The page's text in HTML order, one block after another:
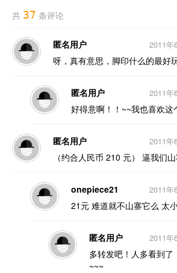
共 37 条评论
匿名用户
呀，真有意思，脚印什么的最好
2011年
匿名用户
好得意啊！！~~我也喜欢这
2011年
匿名用户
（约合人民币 210 元） 逼我们山
2011年
onepiece21
21元 难道就不山寨它么 太
2011年
匿名用户
多转发吧！人多看到
~~~
2011年